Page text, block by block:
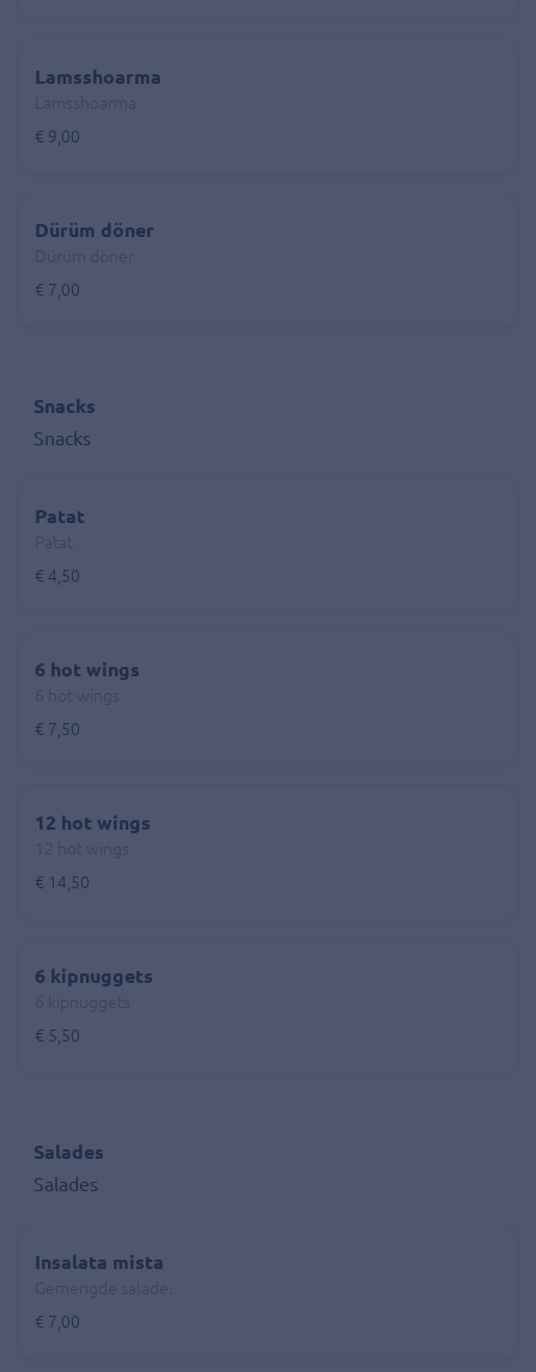
Lamsshoarma
€ 9,00
Dürüm döner
€ 7,00
Snacks
Snacks
Patat
€ 4,50
6 hot wings
€ 7,50
12 hot wings
€ 14,50
6 kipnuggets
€ 5,50
Salades
Salades
Insalata mista
€ 7,00